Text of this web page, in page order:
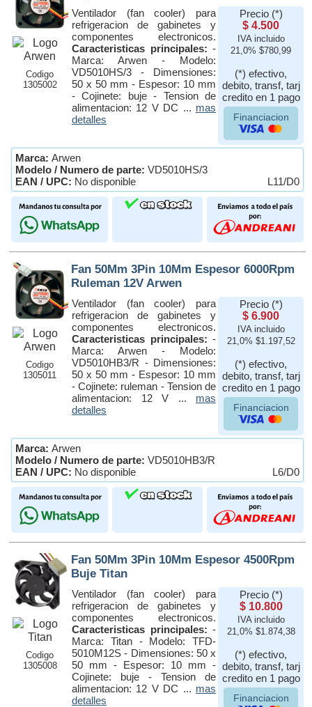
Codigo
1305002
Ventilador (fan cooler) para
refrigeracion de gabinetes y
componentes electronicos.
Caracteristicas principales: -
Marca: Arwen - Modelo:
VD5010HS/3 - Dimensiones:
50 x 50 mm - Espesor: 10 mm
- Cojinete: buje - Tension de
alimentacion: 12 V DC ... mas
detalles
Precio (*)
$ 4.500
IVA incluido
21,0% $780,99
(*) efectivo,
debito, transf, tarj
credito en 1 pago
Financiacion
Marca: Arwen
Modelo / Numero de parte: VD5010HS/3
EAN / UPC: No disponible L11/D0
Codigo
1305011
Fan 50Mm 3Pin 10Mm Espesor 6000Rpm
Ruleman 12V Arwen
Ventilador (fan cooler) para
refrigeracion de gabinetes y
componentes electronicos.
Caracteristicas principales: -
Marca: Arwen - Modelo:
VD5010HB3/R - Dimensiones:
50 x 50 mm - Espesor: 10 mm
- Cojinete: ruleman - Tension de
alimentacion: 12 V ... mas
detalles
Precio (*)
$ 6.900
IVA incluido
21,0% $1.197,52
(*) efectivo,
debito, transf, tarj
credito en 1 pago
Financiacion
Marca: Arwen
Modelo / Numero de parte: VD5010HB3/R
EAN / UPC: No disponible L6/D0
Codigo
1305008
Fan 50Mm 3Pin 10Mm Espesor 4500Rpm
Buje Titan
Ventilador (fan cooler) para
refrigeracion de gabinetes y
componentes electronicos.
Caracteristicas principales: -
Marca: Titan - Modelo: TFD-
5010M12S - Dimensiones: 50 x
50 mm - Espesor: 10 mm -
Cojinete: buje - Tension de
alimentacion: 12 V DC ... mas
detalles
Precio (*)
$ 10.800
IVA incluido
21,0% $1.874,38
(*) efectivo,
debito, transf, tarj
credito en 1 pago
Financiacion